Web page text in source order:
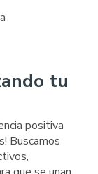
tu
positiva
Buscamos